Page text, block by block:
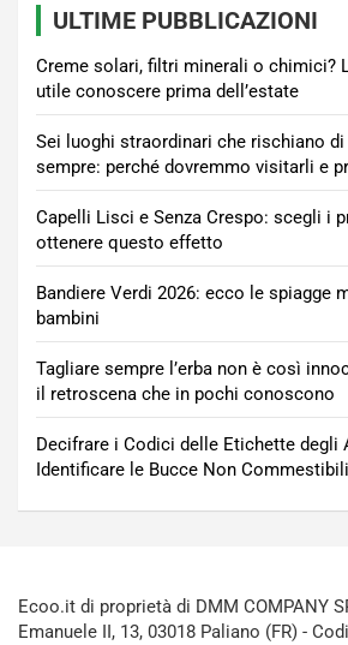
ULTIME PUBBLICAZIONI
Creme solari, filtri minerali o chimici?
utile conoscere prima dell’estate
Sei luoghi straordinari che rischiano
sempre: perché dovremmo visitarli e
Capelli Lisci e Senza Crespo: scegli i
ottenere questo effetto
Bandiere Verdi 2026: ecco le spiagge
bambini
Tagliare sempre l’erba non è così
il retroscena che in pochi conoscono
Decifrare i Codici delle Etichette degli
Identificare le Bucce Non Commestibili
Ecoo.it di proprietà di DMM COMPANY
Emanuele II, 13, 03018 Paliano (FR) -